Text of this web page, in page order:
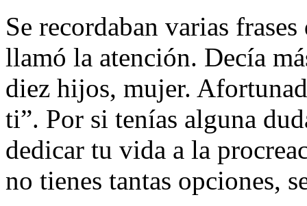
Se recordaban varias
llamó la atención. Decía
diez hijos, mujer.
ti”. Por si tenías alguna
dedicar tu vida a la
no tienes tantas opciones,